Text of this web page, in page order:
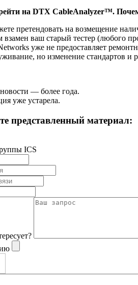
на DTX CableAnalyzer™.
претендовать на возмещение
взамен ваш старый тестер (любого
уже не предоставляет
но изменение стандартов и
— болee года.
уже устарела.
представленный материал:
ICS